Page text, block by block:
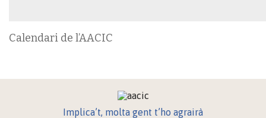
Calendari de l’AACIC
Implica’t, molta gent t’ho agrairà